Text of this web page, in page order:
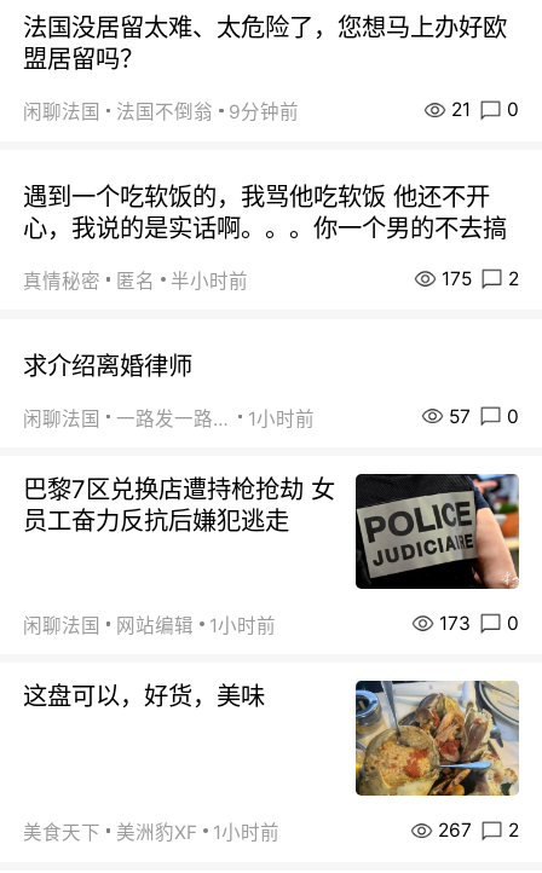
法国没居留太难、太危险了，您想马上办好欧
盟居留吗？
闲聊法国 法国不倒翁 9分钟前 21 0
遇到一个吃软饭的，我骂他吃软饭 他还不开
心，我说的是实话啊。。。你一个男的不去搞
真情秘密 匿名 半小时前 175 2
求介绍离婚律师
闲聊法国 一路发一路发 1小时前 57 0
巴黎7区兑换店遭持枪抢劫 女
员工奋力反抗后嫌犯逃走
闲聊法国 网站编辑 1小时前 173 0
这盘可以，好货，美味
美食天下 美洲豹XF 1小时前 267 2